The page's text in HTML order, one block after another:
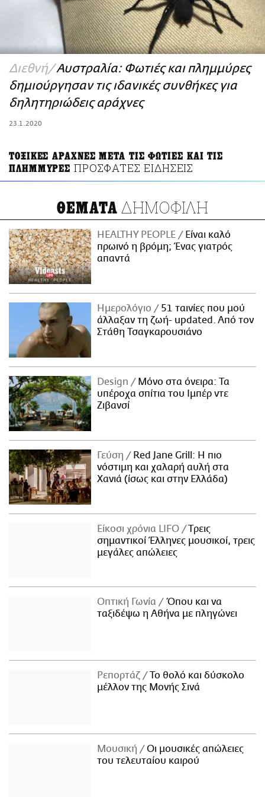
Διεθνή Αυστραλία: Φωτιές και πλημμύρες
δημιούργησαν τις ιδανικές συνθήκες για
δηλητηριώδεις αράχνες
23.1.2020
ΤΟΞΙΚΕΣ ΑΡΑΧΝΕΣ ΜΕΤΑ ΤΙΣ ΦΩΤΙΕΣ ΚΑΙ ΤΙΣ
ΠΛΗΜΜΥΡΕΣ ΠΡΟΣΦΑΤΕΣ ΕΙΔΗΣΕΙΣ
ΘΕΜΑΤΑ ΔΗΜΟΦΙΛΗ
HEALTHY PEOPLE
Είναι καλό
πρωινό η βρόμη; Ένας γιατρός
απαντά
Ημερολόγιο
51 ταινίες που μού
άλλαξαν τη ζωή- updated. Aπό τον
Στάθη Τσαγκαρουσιάνο
Design
Μόνο στα όνειρα: Τα
υπέροχα σπίτια του Ιμπέρ ντε
Ζιβανσί
Γεύση
Red Jane Grill: Η πιο
νόστιμη και χαλαρή αυλή στα
Χανιά (ίσως και στην Ελλάδα)
Είκοσι χρόνια LIFO
Tρεις
σημαντικοί Έλληνες μουσικοί, τρεις
μεγάλες απώλειες
Οπτική Γωνία
Όπου και να
ταξιδέψω η Αθήνα με πληγώνει
Ρεπορτάζ
Το θολό και δύσκολο
μέλλον της Μονής Σινά
Μουσική
Οι μουσικές απώλειες
του τελευταίου καιρού